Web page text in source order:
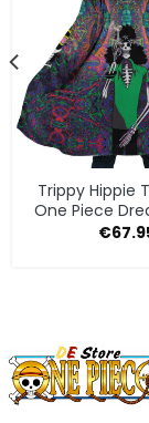
Trippy Hippie
One Piece
Coat
€